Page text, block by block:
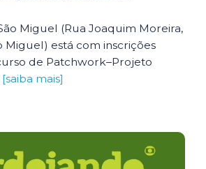
Miguel (Rua Joaquim Moreira,
Miguel) está com inscrições
de Patchwork–Projeto
[saiba mais]